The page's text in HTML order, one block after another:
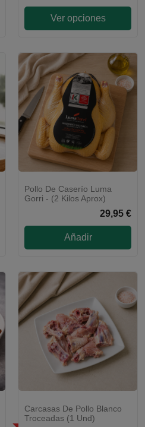
Ver opciones
Pollo De Caserío Luma
Gorri - (2 Kilos Aprox)
29,95 €
Añadir
Carcasas De Pollo Blanco
Troceadas (1 Und)